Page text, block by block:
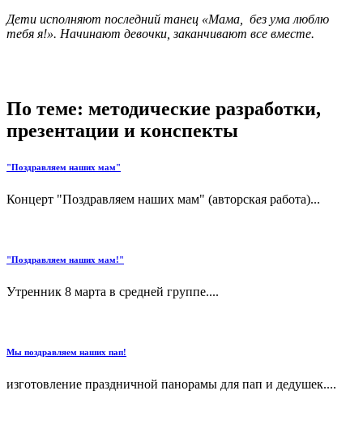
Дети исполняют последний танец «Мама, без ума люблю
тебя я!». Начинают девочки, заканчивают все вместе.
По теме: методические разработки,
презентации и конспекты
"Поздравляем наших мам"
Концерт "Поздравляем наших мам" (авторская работа)...
"Поздравляем наших мам!"
Утренник 8 марта в средней группе....
Мы поздравляем наших пап!
изготовление праздничной панорамы для пап и дедушек....